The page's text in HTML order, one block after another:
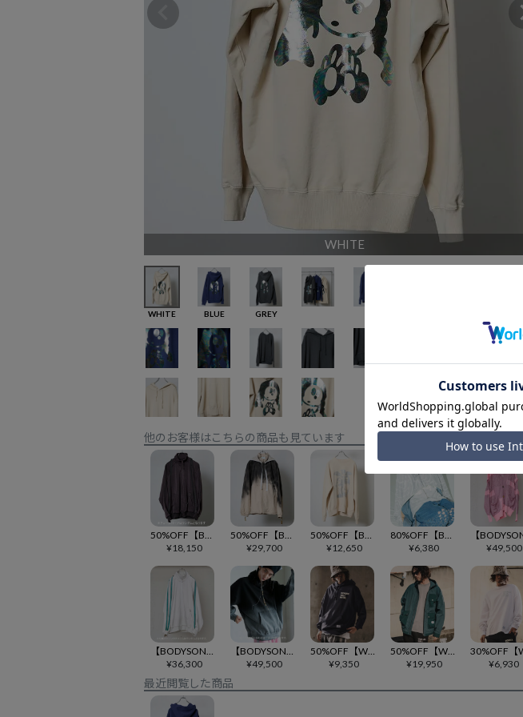
WHITE
WHITE BLUE GREY
他のお客様はこちらの商品も見ています
¥18,150
¥29,700
¥12,650
¥6,380
¥49,500
¥36,300
¥49,500
¥9,350
¥19,950
¥6,930
最近閲覧した商品